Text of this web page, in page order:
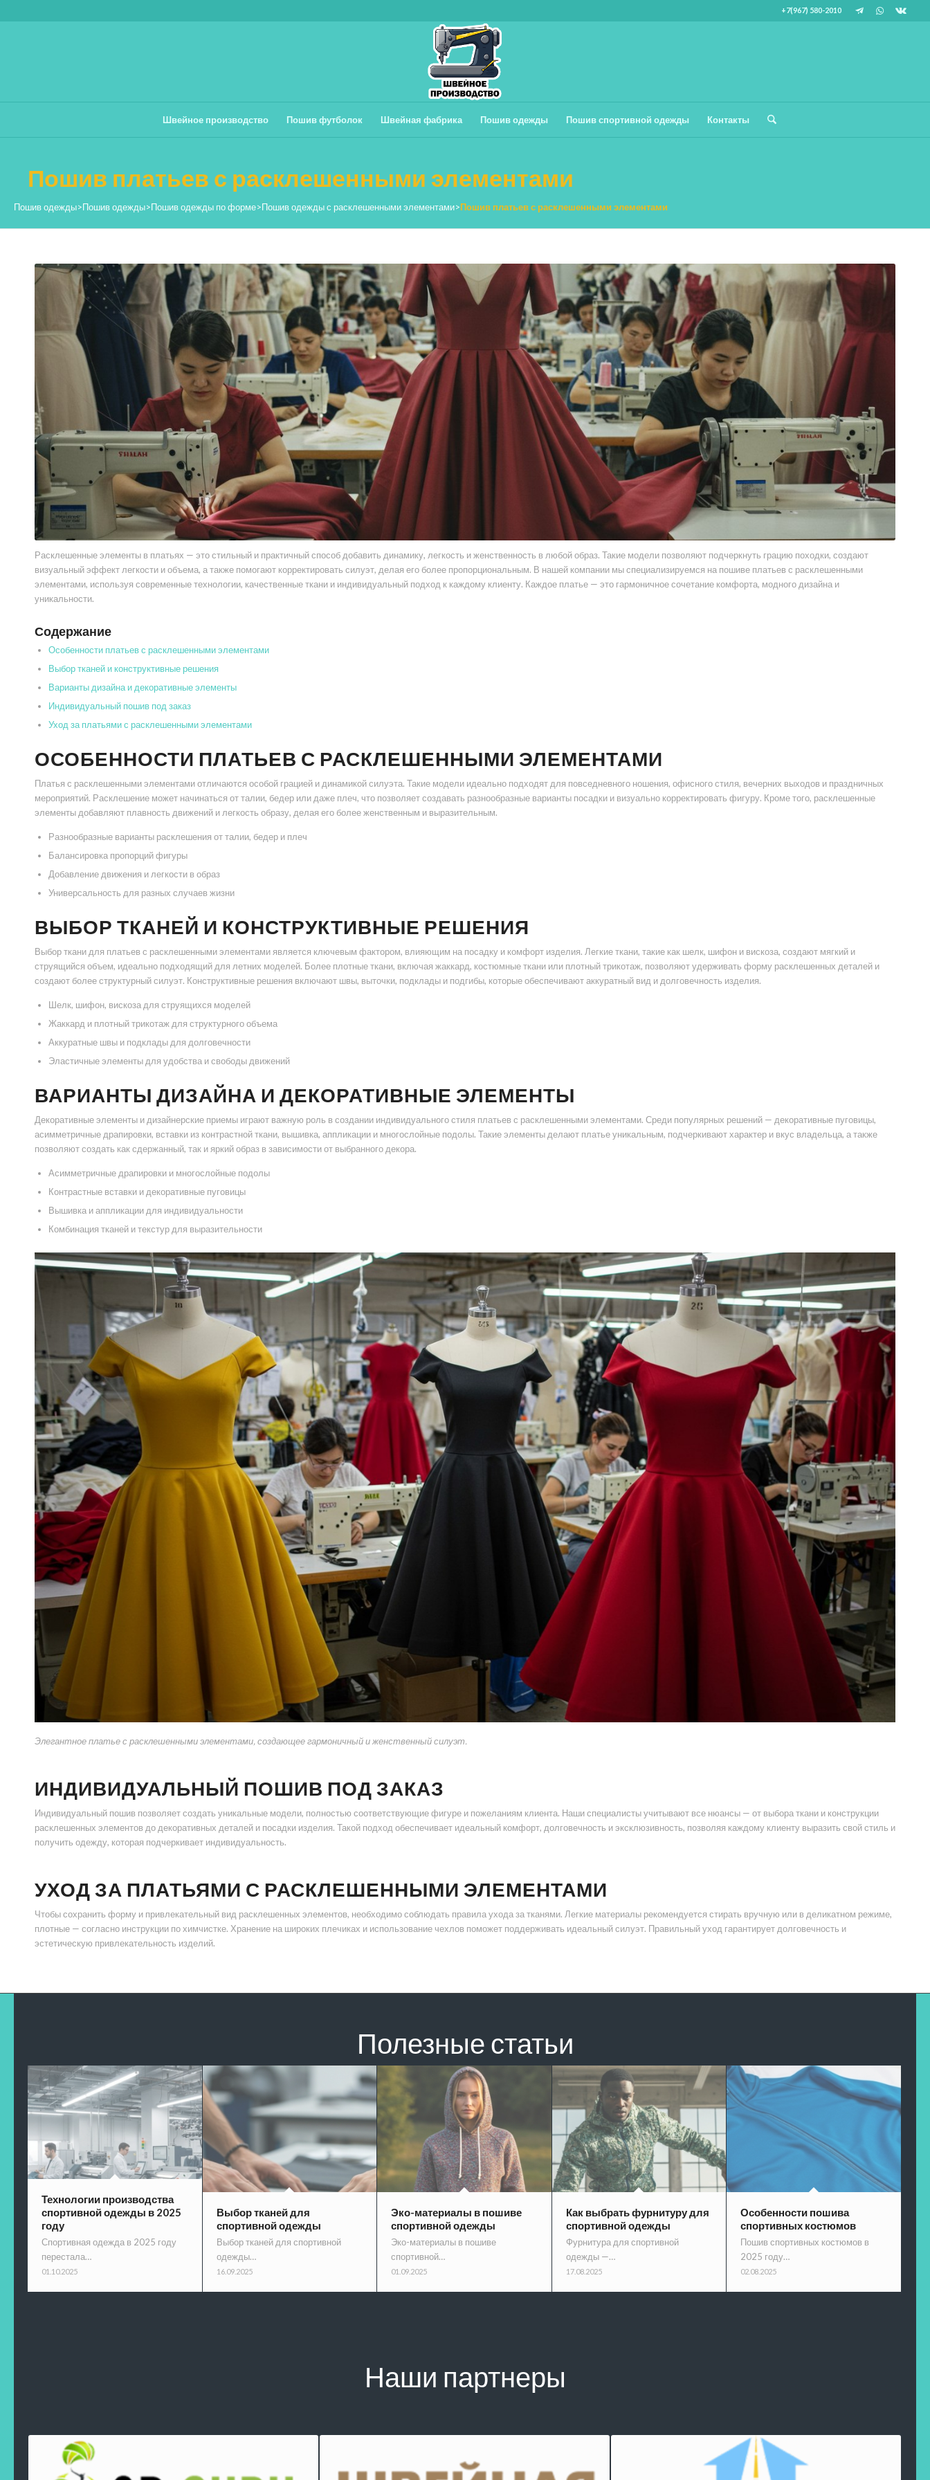
+7(967) 580-2010
Швейное производство Пошив футболок Швейная фабрика Пошив одежды Пошив спортивной одежды Контакты
Пошив платьев с расклешенными элементами
Пошив одежды>Пошив одежды>Пошив одежды по форме>Пошив одежды с расклешенными элементами>Пошив платьев с расклешенными элементами
Расклешенные элементы в платьях — это стильный и практичный способ добавить динамику, легкость и женственность в любой образ. Такие модели позволяют подчеркнуть грацию походки, создают
визуальный эффект легкости и объема, а также помогают корректировать силуэт, делая его более пропорциональным. В нашей компании мы специализируемся на пошиве платьев с расклешенными
элементами, используя современные технологии, качественные ткани и индивидуальный подход к каждому клиенту. Каждое платье — это гармоничное сочетание комфорта, модного дизайна и
уникальности.
Содержание
Особенности платьев с расклешенными элементами
Выбор тканей и конструктивные решения
Варианты дизайна и декоративные элементы
Индивидуальный пошив под заказ
Уход за платьями с расклешенными элементами
ОСОБЕННОСТИ ПЛАТЬЕВ С РАСКЛЕШЕННЫМИ ЭЛЕМЕНТАМИ
Платья с расклешенными элементами отличаются особой грацией и динамикой силуэта. Такие модели идеально подходят для повседневного ношения, офисного стиля, вечерних выходов и праздничных
мероприятий. Расклешение может начинаться от талии, бедер или даже плеч, что позволяет создавать разнообразные варианты посадки и визуально корректировать фигуру. Кроме того, расклешенные
элементы добавляют плавность движений и легкость образу, делая его более женственным и выразительным.
Разнообразные варианты расклешения от талии, бедер и плеч
Балансировка пропорций фигуры
Добавление движения и легкости в образ
Универсальность для разных случаев жизни
ВЫБОР ТКАНЕЙ И КОНСТРУКТИВНЫЕ РЕШЕНИЯ
Выбор ткани для платьев с расклешенными элементами является ключевым фактором, влияющим на посадку и комфорт изделия. Легкие ткани, такие как шелк, шифон и вискоза, создают мягкий и
струящийся объем, идеально подходящий для летних моделей. Более плотные ткани, включая жаккард, костюмные ткани или плотный трикотаж, позволяют удерживать форму расклешенных деталей и
создают более структурный силуэт. Конструктивные решения включают швы, выточки, подклады и подгибы, которые обеспечивают аккуратный вид и долговечность изделия.
Шелк, шифон, вискоза для струящихся моделей
Жаккард и плотный трикотаж для структурного объема
Аккуратные швы и подклады для долговечности
Эластичные элементы для удобства и свободы движений
ВАРИАНТЫ ДИЗАЙНА И ДЕКОРАТИВНЫЕ ЭЛЕМЕНТЫ
Декоративные элементы и дизайнерские приемы играют важную роль в создании индивидуального стиля платьев с расклешенными элементами. Среди популярных решений — декоративные пуговицы,
асимметричные драпировки, вставки из контрастной ткани, вышивка, аппликации и многослойные подолы. Такие элементы делают платье уникальным, подчеркивают характер и вкус владельца, а также
позволяют создать как сдержанный, так и яркий образ в зависимости от выбранного декора.
Асимметричные драпировки и многослойные подолы
Контрастные вставки и декоративные пуговицы
Вышивка и аппликации для индивидуальности
Комбинация тканей и текстур для выразительности
Элегантное платье с расклешенными элементами, создающее гармоничный и женственный силуэт.
ИНДИВИДУАЛЬНЫЙ ПОШИВ ПОД ЗАКАЗ
Индивидуальный пошив позволяет создать уникальные модели, полностью соответствующие фигуре и пожеланиям клиента. Наши специалисты учитывают все нюансы — от выбора ткани и конструкции
расклешенных элементов до декоративных деталей и посадки изделия. Такой подход обеспечивает идеальный комфорт, долговечность и эксклюзивность, позволяя каждому клиенту выразить свой стиль и
получить одежду, которая подчеркивает индивидуальность.
УХОД ЗА ПЛАТЬЯМИ С РАСКЛЕШЕННЫМИ ЭЛЕМЕНТАМИ
Чтобы сохранить форму и привлекательный вид расклешенных элементов, необходимо соблюдать правила ухода за тканями. Легкие материалы рекомендуется стирать вручную или в деликатном режиме,
плотные — согласно инструкции по химчистке. Хранение на широких плечиках и использование чехлов поможет поддерживать идеальный силуэт. Правильный уход гарантирует долговечность и
эстетическую привлекательность изделий.
Полезные статьи
Технологии производства
спортивной одежды в 2025
году
Спортивная одежда в 2025 году
перестала…
01.10.2025
Выбор тканей для
спортивной одежды
Выбор тканей для спортивной
одежды…
16.09.2025
Эко-материалы в пошиве
спортивной одежды
Эко-материалы в пошиве
спортивной…
01.09.2025
Как выбрать фурнитуру для
спортивной одежды
Фурнитура для спортивной
одежды —…
17.08.2025
Особенности пошива
спортивных костюмов
Пошив спортивных костюмов в
2025 году…
02.08.2025
Наши партнеры